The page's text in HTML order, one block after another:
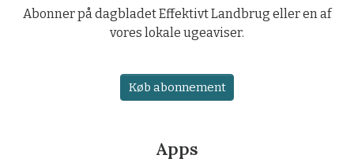
Abonner på dagbladet Effektivt Landbrug eller en af
vores lokale ugeaviser.
Køb abonnement
Apps